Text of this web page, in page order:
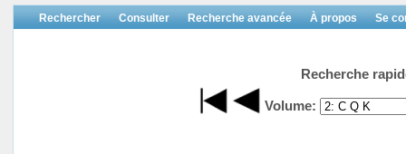
Rechercher Consulter Recherche avancée À propos Se
Recherche
Volume: